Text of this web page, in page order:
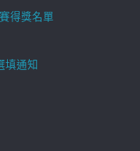
得獎名單
填通知